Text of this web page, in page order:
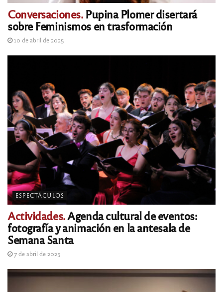
Conversaciones.Pupina Plomer disertará
sobre Feminismos en trasformación
10 de abril de 2025
ESPECTÁCULOS
Actividades.Agenda cultural de eventos:
fotografía y animación en la antesala de
Semana Santa
7 de abril de 2025